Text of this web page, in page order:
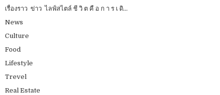
เรื่องราว ข่าว ไลฟ์สไตล์ ชี วิ ต คื อ ก า ร เ ดิ...
News
Culture
Food
Lifestyle
Trevel
Real Estate